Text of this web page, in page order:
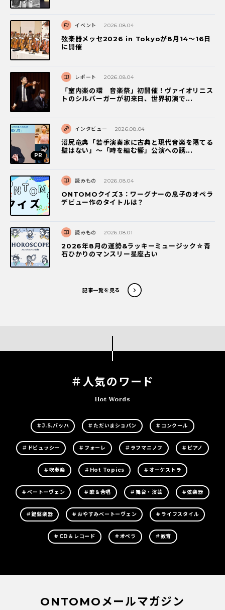
イベント 2026.08.04
弦楽器メッセ2026 in Tokyoが8月14～16日
に開催
レポート 2026.08.04
「室内楽の環 音楽祭」初開催！ヴァイオリニス
トのシルバーガーが初来日、世界初演で...
インタビュー 2026.08.04
沼尻竜典「若手演奏家に古典と現代音楽を隔てる
壁はない」～「時を編む響」公演への誘...
読みもの 2026.08.04
ONTOMOクイズ3：ワーグナーの息子のオペラ
デビュー作のタイトルは？
読みもの 2026.08.01
2026年8月の運勢&ラッキーミュージック☆青
石ひかりのマンスリー星座占い
記事一覧を見る
＃人気のワード
Hot Words
＃J.S.バッハ ＃ただいまショパン ＃コンクール
＃ドビュッシー ＃フォーレ ＃ラフマニノフ ＃ピアノ
＃吹奏楽 ＃Hot Topics ＃オーケストラ
＃ベートーヴェン ＃歌＆合唱 ＃舞台・演芸 ＃弦楽器
＃鍵盤楽器 ＃おやすみベートーヴェン ＃ライフスタイル
＃CD＆レコード ＃オペラ ＃教育
ONTOMOメールマガジン